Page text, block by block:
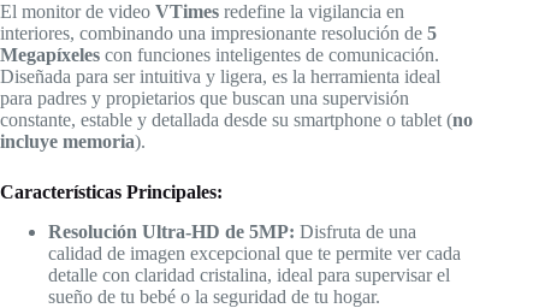
El monitor de video VTimes redefine la vigilancia en
interiores, combinando una impresionante resolución de 5
Megapíxeles con funciones inteligentes de comunicación.
Diseñada para ser intuitiva y ligera, es la herramienta ideal
para padres y propietarios que buscan una supervisión
constante, estable y detallada desde su smartphone o tablet (no
incluye memoria).
Características Principales:
Resolución Ultra-HD de 5MP: Disfruta de una
calidad de imagen excepcional que te permite ver cada
detalle con claridad cristalina, ideal para supervisar el
sueño de tu bebé o la seguridad de tu hogar.